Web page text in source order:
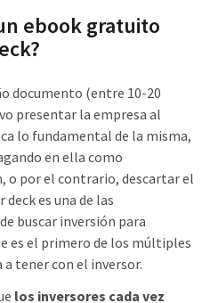
ebook gratuito
documento (entre 10-20
presentar la empresa al
lo fundamental de la misma,
en ella como
o por el contrario, descartar el
es una de las
buscar inversión para
es el primero de los múltiples
tener con el inversor.
los inversores cada vez